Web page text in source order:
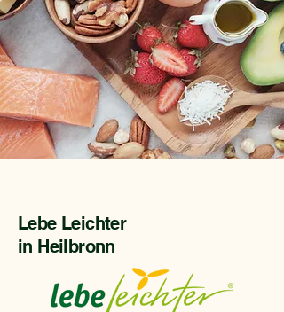
Lebe Leichter
in Heilbronn